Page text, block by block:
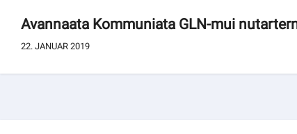
Tassaarsuaq
Avannaata Kommuniata GLN-mui
22. JANUAR 2019